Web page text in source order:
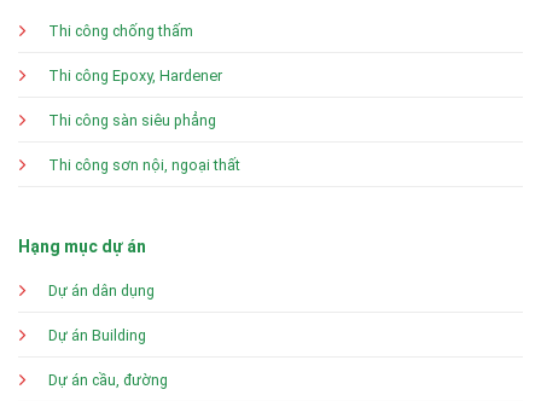
Thi công chống thấm
Thi công Epoxy, Hardener
Thi công sàn siêu phẳng
Thi công sơn nội, ngoại thất
Hạng mục dự án
Dự án dân dụng
Dự án Building
Dự án cầu, đường